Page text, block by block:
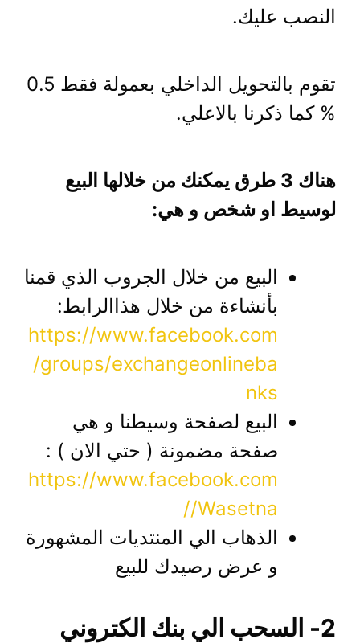
النصب عليك.
تقوم بالتحويل الداخلي بعمولة فقط 0.5
% كما ذكرنا بالاعلي.
هناك 3 طرق يمكنك من خلالها البيع
لوسيط او شخص و هي:
البيع من خلال الجروب الذي قمنا
بأنشاءة من خلال هذاالرابط:
https://www.facebook.com
/groups/exchangeonlineba
nks
البيع لصفحة وسيطنا و هي
صفحة مضمونة ( حتي الان ) :
https://www.facebook.com
/Wasetna/
الذهاب الي المنتديات المشهورة
و عرض رصيدك للبيع
2- السحب الي بنك الكتروني